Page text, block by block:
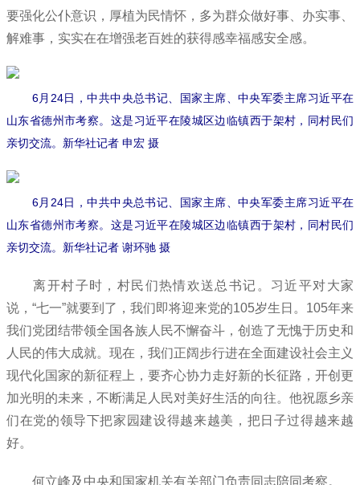
要强化公仆意识，厚植为民情怀，多为群众做好事、办实事、
解难事，实实在在增强老百姓的获得感幸福感安全感。
6月24日，中共中央总书记、国家主席、中央军委主席习近平在
山东省德州市考察。这是习近平在陵城区边临镇西于架村，同村民们
亲切交流。新华社记者 申宏 摄
6月24日，中共中央总书记、国家主席、中央军委主席习近平在
山东省德州市考察。这是习近平在陵城区边临镇西于架村，同村民们
亲切交流。新华社记者 谢环驰 摄
离开村子时，村民们热情欢送总书记。习近平对大家
说，“七一”就要到了，我们即将迎来党的105岁生日。105年来
我们党团结带领全国各族人民不懈奋斗，创造了无愧于历史和
人民的伟大成就。现在，我们正阔步行进在全面建设社会主义
现代化国家的新征程上，要齐心协力走好新的长征路，开创更
加光明的未来，不断满足人民对美好生活的向往。他祝愿乡亲
们在党的领导下把家园建设得越来越美，把日子过得越来越
好。
何立峰及中央和国家机关有关部门负责同志陪同考察。